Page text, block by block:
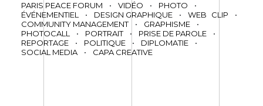
PARIS PEACE FORUM • VIDÉO • PHOTO
•
ÉVÉNEMENTIEL
• DESIGN GRAPHIQUE • WEB CLIP
•
COMMUNITY MANAGEMENT
• GRAPHISME
•
PHOTOCALL
• PORTRAIT • PRISE DE PAROLE
•
REPORTAGE
• POLITIQUE • DIPLOMATIE
•
SOCIAL MEDIA
• CAPA CREATIVE